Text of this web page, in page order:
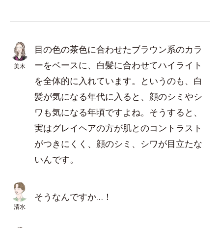
美木
目の色の茶色に合わせたブラウン系のカラ
ーをベースに、白髪に合わせてハイライト
を全体的に入れています。というのも、白
髪が気になる年代に入ると、顔のシミやシ
ワも気になる年頃ですよね。そうすると、
実はグレイヘアの方が肌とのコントラスト
がつきにくく、顔のシミ、シワが目立たな
いんです。
清水
そうなんですか…！